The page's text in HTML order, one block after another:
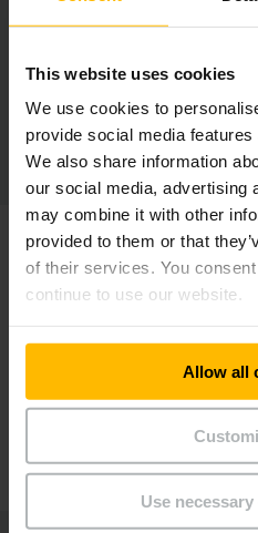
This website uses cookies
We use cookies to
provide social media
We also share information
our social media, advertising
may combine it with other
provided to them or that
of their services. You
continue to use our website.
Allow all
Use
AXEL
SENIOR PROCESS
„Innovativ, agil
Fahrerlose
Jungheinrich ist
Ergänzung für